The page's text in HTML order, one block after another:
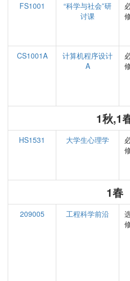
FS1001
“科学与社会”研
讨课
CS1001A
计算机程序设计
A
1秋,1
HS1531 大学生心理学
1春
209005 工程科学前沿